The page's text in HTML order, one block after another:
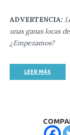
ADVERTENCIA:
unas ganas locas
¿Empezamos?
LEER MÁS